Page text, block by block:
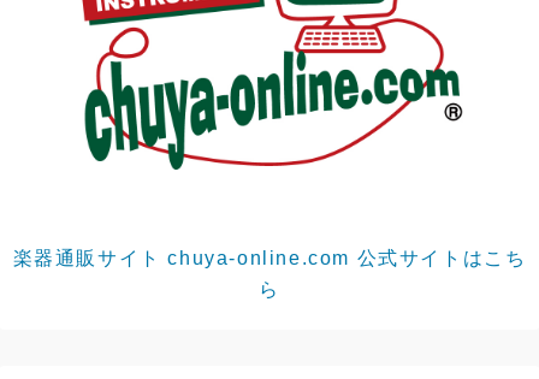
楽器通販サイト chuya-online.com 公式サイトはこち
ら